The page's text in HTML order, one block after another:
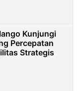
Kunjungi
Percepatan
Strategis